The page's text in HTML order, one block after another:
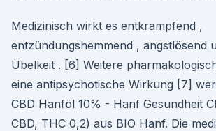
Medizinisch wirkt es entkrampfend ,
entzündungshemmend , angstlösend
Übelkeit . [6] Weitere
eine antipsychotische Wirkung [7]
CBD Hanföl 10% - Hanf Gesundheit
CBD, THC 0,2) aus BIO Hanf. Die